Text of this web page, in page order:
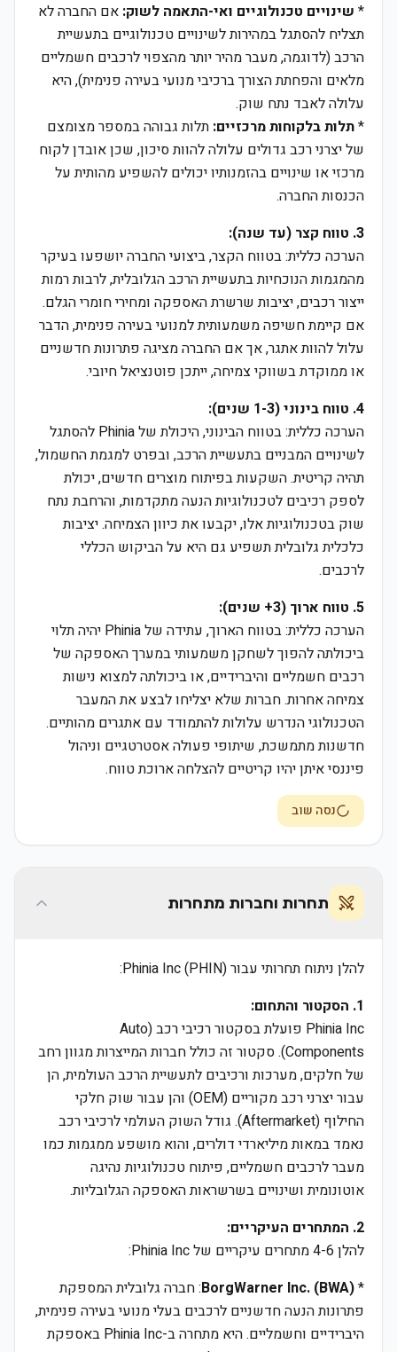
* שינויים טכנולוגיים ואי-התאמה לשוק: אם החברה לא
תצליח להסתגל במהירות לשינויים טכנולוגיים בתעשיית
הרכב (לדוגמה, מעבר מהיר יותר מהצפוי לרכבים חשמליים
מלאים והפחתת הצורך ברכיבי מנועי בעירה פנימית), היא
עלולה לאבד נתח שוק.
*תלות בלקוחות מרכזיים: תלות גבוהה במספר מצומצם
של יצרני רכב גדולים עלולה להוות סיכון, שכן אובדן לקוח
מרכזי או שינויים בהזמנותיו יכולים להשפיע מהותית על
הכנסות החברה.
3. טווח קצר (עד שנה):
הערכה כללית: בטווח הקצר, ביצועי החברה יושפעו בעיקר
מהמגמות הנוכחיות בתעשיית הרכב הגלובלית, לרבות רמות
ייצור רכבים, יציבות שרשרת האספקה ומחירי חומרי הגלם.
אם קיימת חשיפה משמעותית למנועי בעירה פנימית, הדבר
עלול להוות אתגר, אך אם החברה מציגה פתרונות חדשניים
או ממוקדת בשווקי צמיחה, ייתכן פוטנציאל חיובי.
4. טווח בינוני (1-3 שנים):
הערכה כללית: בטווח הבינוני, היכולת של Phinia להסתגל
לשינויים המבניים בתעשיית הרכב, ובפרט למגמת החשמול,
תהיה קריטית. השקעות בפיתוח מוצרים חדשים, יכולת
לספק רכיבים לטכנולוגיות הנעה מתקדמות, והרחבת נתח
שוק בטכנולוגיות אלו, יקבעו את כיוון הצמיחה. יציבות
כלכלית גלובלית תשפיע גם היא על הביקוש הכללי
לרכבים.
5. טווח ארוך (3+ שנים):
הערכה כללית: בטווח הארוך, עתידה של Phinia יהיה תלוי
ביכולתה להפוך לשחקן משמעותי במערך האספקה של
רכבים חשמליים והיברידיים, או ביכולתה למצוא נישות
צמיחה אחרות. חברות שלא יצליחו לבצע את המעבר
הטכנולוגי הנדרש עלולות להתמודד עם אתגרים מהותיים.
חדשנות מתמשכת, שיתופי פעולה אסטרטגיים וניהול
פיננסי איתן יהיו קריטיים להצלחה ארוכת טווח.
נסה שוב
תחרות וחברות מתחרות
להלן ניתוח תחרותי עבור Phinia Inc (PHIN):
1. הסקטור והתחום:
Phinia Inc פועלת בסקטור רכיבי רכב (Auto
Components). סקטור זה כולל חברות המייצרות מגוון רחב
של חלקים, מערכות ורכיבים לתעשיית הרכב העולמית, הן
עבור יצרני רכב מקוריים (OEM) והן עבור שוק חלקי
החילוף (Aftermarket). גודל השוק העולמי לרכיבי רכב
נאמד במאות מיליארדי דולרים, והוא מושפע ממגמות כמו
מעבר לרכבים חשמליים, פיתוח טכנולוגיות נהיגה
אוטונומית ושינויים בשרשראות האספקה הגלובליות.
2. המתחרים העיקריים:
להלן 4-6 מתחרים עיקריים של Phinia Inc:
*
BorgWarner Inc. (BWA): חברה גלובלית המספקת
פתרונות הנעה חדשניים לרכבים בעלי מנועי בעירה פנימית,
היברידיים וחשמליים. היא מתחרה ב-Phinia Inc באספקת